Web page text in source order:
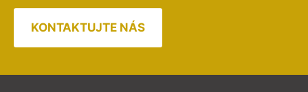
KONTAKTUJTE NÁS